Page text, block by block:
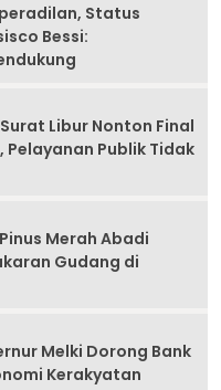
Status
Bessi:
Libur Nonton Final
Pelayanan Publik Tidak
Merah Abadi
Gudang di
Melki Dorong Bank
Kerakyatan